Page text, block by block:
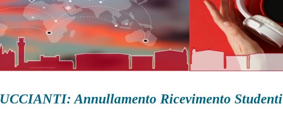
Annullamento Ricevimento Studenti